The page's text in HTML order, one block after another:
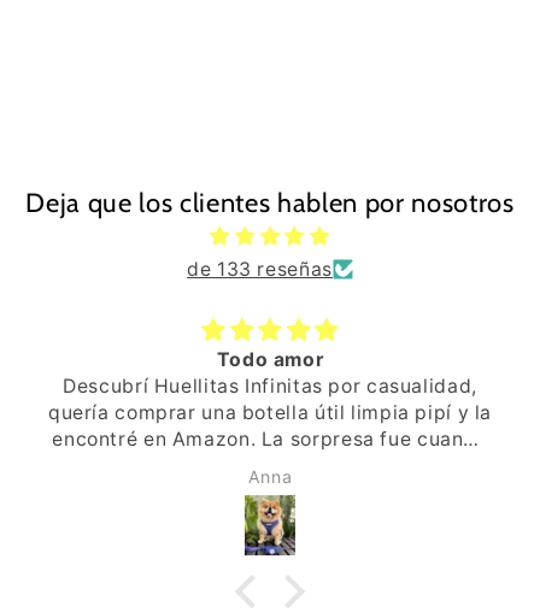
Deja que los clientes hablen por nosotros
de 133 reseñas
Todo amor
Descubrí Huellitas Infinitas por casualidad,
quería comprar una botella útil limpia pipí y la
encontré en Amazon. La sorpresa fue cuando
recibí el paquete, ya ví que era especial, el
envoltorio, la pegatina de una huellita,
pequeños detalles. Al abrir, una tarjeta y por
detrás un mensaje escrito a mano, que
ilusión, de verdad, se habían tornado la
molestia de escribir a mano y personalizarlo.
Anna